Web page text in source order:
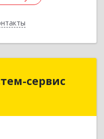
сервис
сервис